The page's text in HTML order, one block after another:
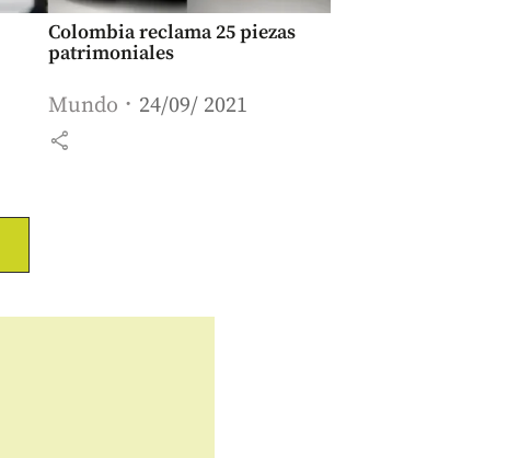
Colombia reclama 25 piezas
patrimoniales
Mundo 24/09/ 2021
share